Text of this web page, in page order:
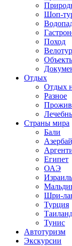
Шоп-
Поход
Отдых
Отдых
Разное
Страны мира
Бали
Египет
ОАЭ
Израиль
Шри-
Турция
Тунис
Автотуризм
Экскурсии